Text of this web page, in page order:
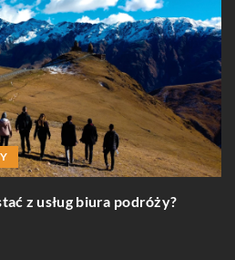
z usług biura podróży?